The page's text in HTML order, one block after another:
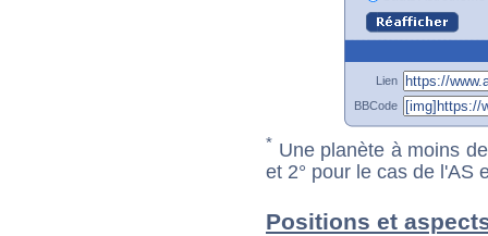
Lien
BBCode
* Une planète à moins
et 2° pour le cas de l'AS
Positions et